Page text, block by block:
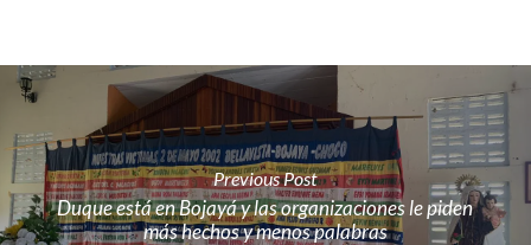
Previous Post
Duque está en Bojayá y las organizaciones le piden
más hechos y menos palabras